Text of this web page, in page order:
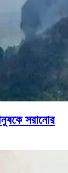
সরানোর